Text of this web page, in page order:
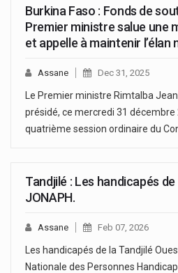
Burkina Faso : Fonds de
Premier ministre salue une
et appelle à maintenir l’élan
Assane Dec 31, 2025
Le Premier ministre Rimtalba
présidé, ce mercredi 31 décembre
quatrième session ordinaire du
Tandjilé : Les handicapés
JONAPH.
Assane Feb 07, 2026
Les handicapés de la Tandjilé
Nationale des Personnes